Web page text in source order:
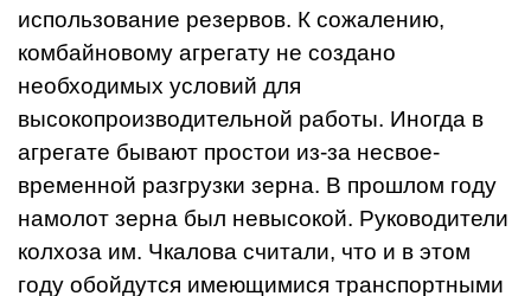
ис­пользование резервов. К сожа­лению,
комбайновому агрегату не создано
необходимых усло­вий для
высокопроизводительной работы. Иногда в
агрегате бывают простои из-за несвое­
временной разгрузки зерна. В прошлом году
намолот зерна был невысокой. Руководители
колхоза им. Чкалова считали, что и в этом
году обойдутся имею­щимися транспортными